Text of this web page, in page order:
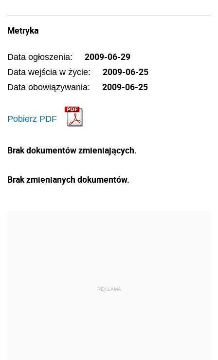
Metryka
Data ogłoszenia: 2009-06-29
Data wejścia w życie: 2009-06-25
Data obowiązywania: 2009-06-25
Pobierz PDF
Brak dokumentów zmieniających.
Brak zmienianych dokumentów.